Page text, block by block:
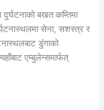
बखत कम्तिमा
सेना, सशस्त्र र
डुंगाको
एम्बुलेन्समार्फत्